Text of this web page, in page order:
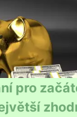
pro